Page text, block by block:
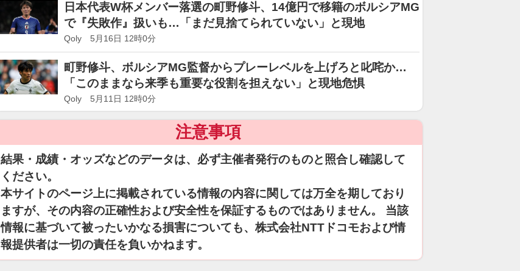
日本代表W杯メンバー落選の町野修斗、14億円で移籍のボルシアMG
で『失敗作』扱いも…「まだ見捨てられていない」と現地
Qoly 5月16日 12時0分
町野修斗、ボルシアMG監督からプレーレベルを上げろと叱咤か…
「このままなら来季も重要な役割を担えない」と現地危惧
Qoly 5月11日 12時0分
注意事項
結果・成績・オッズなどのデータは、必ず主催者発行のものと照合し確認して
ください。
本サイトのページ上に掲載されている情報の内容に関しては万全を期しており
ますが、その内容の正確性および安全性を保証するものではありません。 当該
情報に基づいて被ったいかなる損害についても、株式会社NTTドコモおよび情
報提供者は一切の責任を負いかねます。